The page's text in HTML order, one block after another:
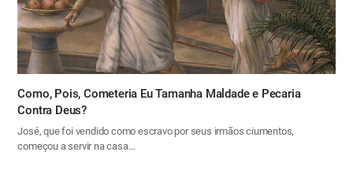
Como, Pois, Cometeria Eu Tamanha Maldade e Pecaria
Contra Deus?
José, que foi vendido como escravo por seus irmãos ciumentos,
começou a servir na casa…